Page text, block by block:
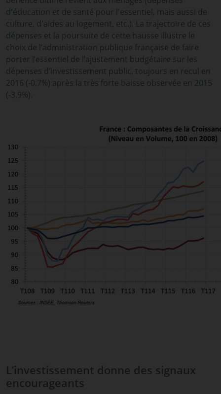
d'éducation et de santé pour l'essentiel, mais aussi de
culture, d'aides au logement, etc.). La trajectoire de ces
dépenses et la poursuite de cette hausse illustre le
choix de l’administration publique française de faire
porter l’essentiel de l’ajustement budgétaire sur les
dépenses d’investissement public, toujours en recul en
2016 (-0,7%) après la très forte baisse observée en 2015
(-3,9%).
L’investissement donne des signaux
encourageants